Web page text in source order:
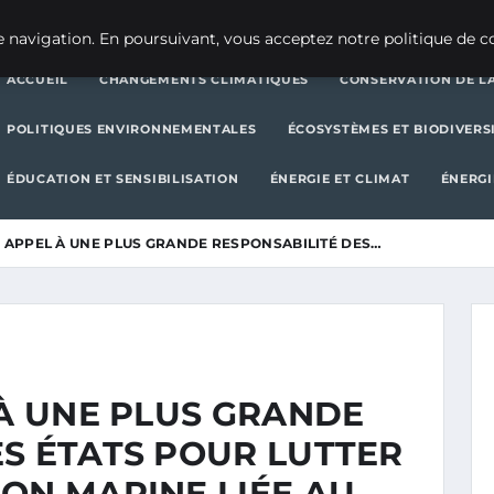
ACCUEIL CHANGEMENTS CLIMATIQUES CONSERVATION DE
POLITIQUES ENVIRONNEMENTALES ÉCOSYSTÈMES ET
ÉDUCATION ET SENSIBILISATION ÉNERGIE ET CLIMAT
APPEL À UNE PLUS GRANDE RESPONSABILITÉ DES…
UNE PLUS GRANDE
ÉTATS POUR LUTTER
En poursuivant, vous acceptez notre politique de